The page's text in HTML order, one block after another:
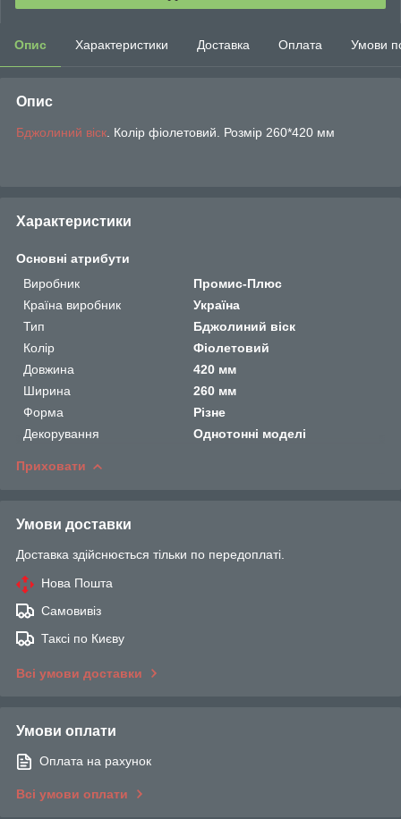
Опис Характеристики Доставка Оплата Умови
Опис
Бджолиний віск . Колір фіолетовий. Розмір 260*420 мм
Характеристики
Основні атрибути
Виробник
Промис-Плюс
Країна виробник
Україна
Тип
Бджолиний віск
Колір
Фіолетовий
Довжина
420 мм
Ширина
260 мм
Форма
Різне
Декорування
Однотонні моделі
Приховати
Умови доставки
Доставка здійснюється тільки по передоплаті.
Нова Пошта
Самовивіз
Таксі по Києву
Всі умови доставки
Умови оплати
Оплата на рахунок
Всі умови оплати